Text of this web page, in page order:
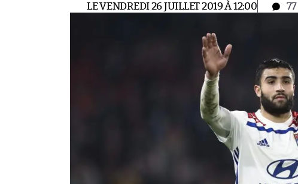
LE VENDREDI 26 JUILLET 2019 À 12:00 77